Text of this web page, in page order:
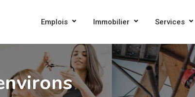
Emplois Immobilier Services